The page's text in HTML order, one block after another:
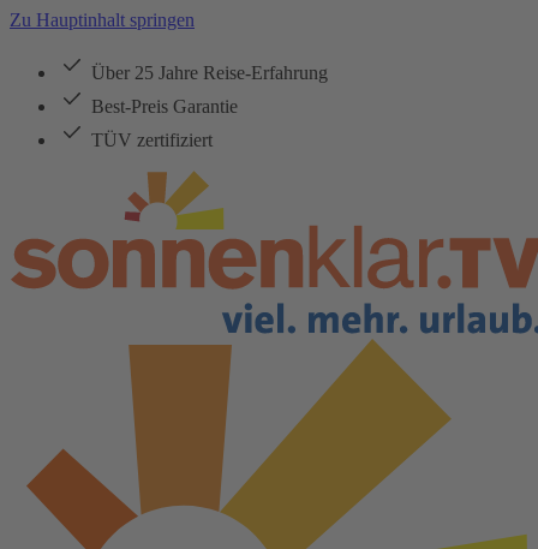
Zu Hauptinhalt springen
Über 25 Jahre Reise-Erfahrung
Best-Preis Garantie
TÜV zertifiziert